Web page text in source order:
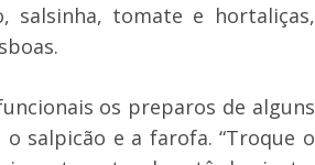
salsinha, tomate e hortaliças,
os preparos de alguns
salpicão e a farofa. “Troque o